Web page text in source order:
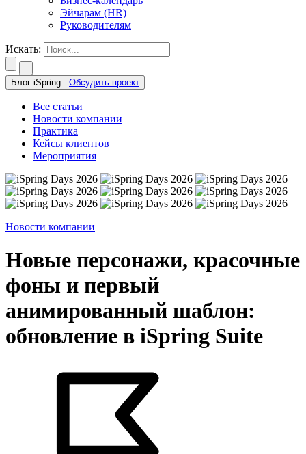
Эйчарам (HR)
Руководителям
Искать:
Блог iSpring Обсудить проект
Все статьи
Новости компании
Практика
Кейсы клиентов
Мероприятия
Новости компании
Новые персонажи, красочные
фоны и первый
анимированный шаблон:
обновление в iSpring Suite